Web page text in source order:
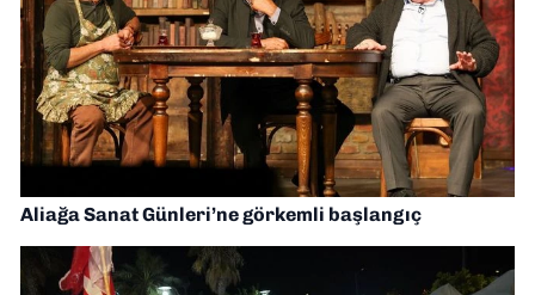
Aliağa Sanat Günleri’ne görkemli başlangıç